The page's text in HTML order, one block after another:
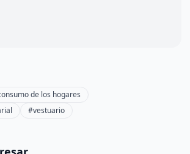
de los hogares
#vestuario